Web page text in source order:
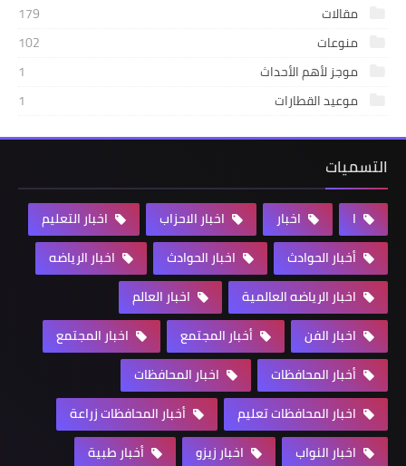
مقالات
179
منوعات
102
موجز لأهم الأحداث
1
موعيد القطارات
1
التسميات
ا اخبار اخبار الاحزاب
اخبار التعليم
أخبار الحوادث
اخبار الحوادث
اخبار الرياضه
اخبار الرياضه العالمية
اخبار العالم
اخبار الفن
أخبار المجتمع
اخبار المجتمع
أخبار المحافظات
اخبار المحافظات
اخبار المحافظات تعليم
أخبار المحافظات زراعة
اخبار النواب
اخبار زيزو
أخبار طبية